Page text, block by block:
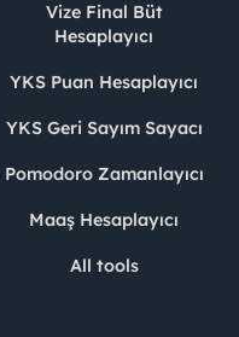
Vize Final Büt
Hesaplayıcı
YKS Puan Hesaplayıcı
YKS Geri Sayım Sayacı
Pomodoro Zamanlayıcı
Maaş Hesaplayıcı
All tools